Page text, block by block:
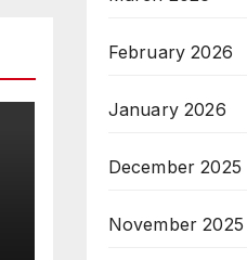
February 2026
January 2026
December 2025
November 2025